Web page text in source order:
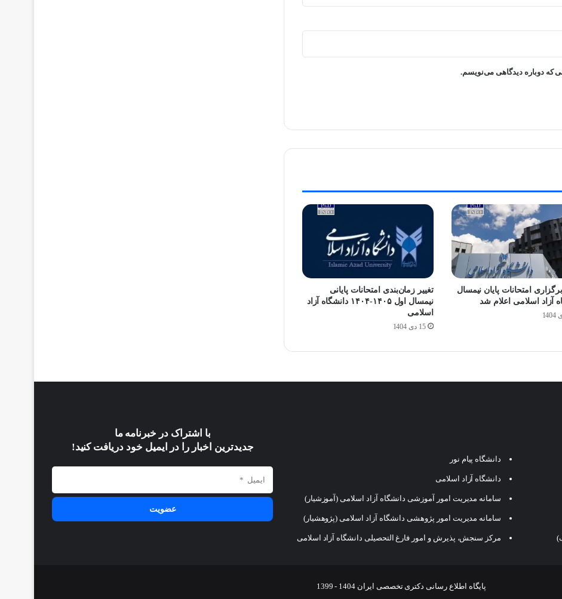
که دوباره دیدگاهی می‌نویسم.
امتحانات پایان نیمسال
آزاد اسلامی اعلام شد
تغییر زمان‌بندی امتحانات پایانی
نیمسال اول ۱۴۰۵-۱۴۰۴ دانشگاه آزاد
اسلامی
15 دی 1404
دانشگاه پیام نور
دانشگاه آزاد اسلامی
سامانه مدیریت امور آموزشی دانشگاه آزاد اسلامی (آموزشیار)
سامانه مدیریت امور پژوهشی دانشگاه آزاد اسلامی (پژوهشیار)
مرکز سنجش، پذیرش و امور فارغ التحصیلی دانشگاه آزاد اسلامی
با اشتراک در خبرنامه ما
جدیدترین اخبار را در ایمیل خود دریافت کنید!
پایگاه اطلاع رسانی دکتری تخصصی ایران 1404 - 1399